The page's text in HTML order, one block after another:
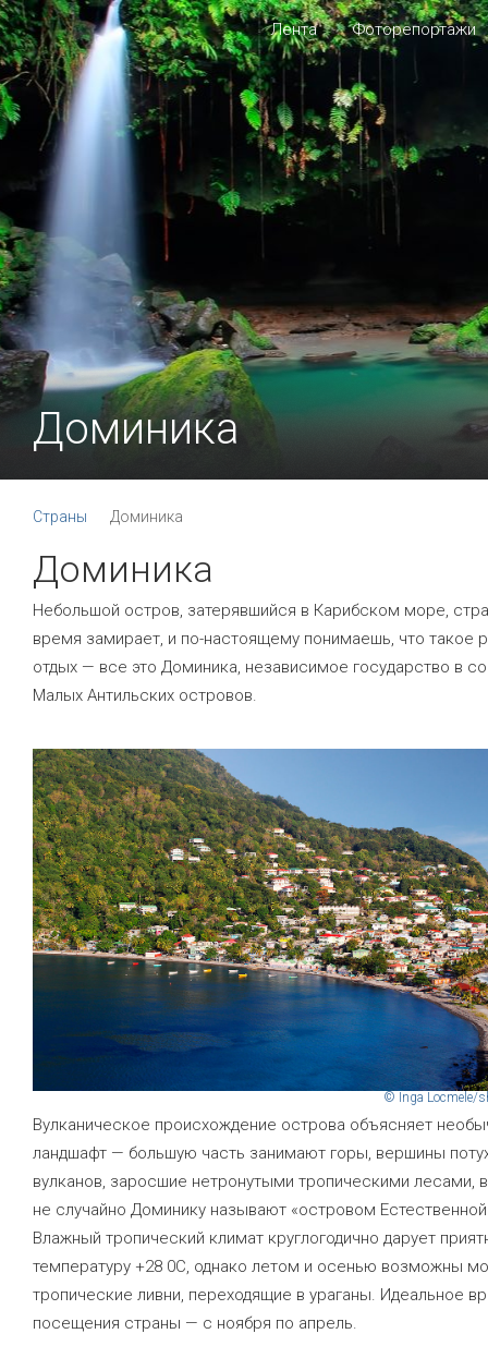
Лента Фоторепортажи
Доминика
Страны Доминика
Доминика
Небольшой остров, затерявшийся в Карибском море,
время замирает, и по-настоящему понимаешь, что такое
отдых — все это Доминика, независимое государство в
Малых Антильских островов.
© Inga Locmele/
Вулканическое происхождение острова объясняет
ландшафт — большую часть занимают горы, вершины
вулканов, заросшие нетронутыми тропическими лесами,
не случайно Доминику называют «островом
Влажный тропический климат круглогодично дарует
температуру +28 0С, однако летом и осенью возможны
тропические ливни, переходящие в ураганы. Идеальное
посещения страны — с ноября по апрель.